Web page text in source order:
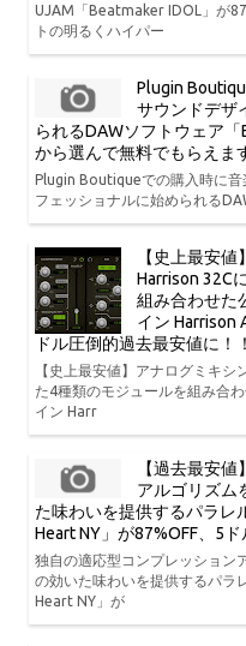
UJAM「Beatmaker IDOL」が
トの明るくハイパー
Plugin
サウンドデザ
られるDAWソフトウェア
から選んで無料でもらえま
Plugin Boutiqueでの購入時に音
フェッショナルに始められる
【史上最安
Harrison 32C
組み合わせた
イン Harrison
ドル圧倒的過去最安値に！！
【史上最安値】アナログミキ
た4種類のモジュールを組み合
イン Harr
【過去最安
アルゴリズム
た味わいを提供するパラレ
Heart NY」が87%OFF、5
独自の適応型コンプレッション
の効いた味わいを提供するパラ
Heart NY」が